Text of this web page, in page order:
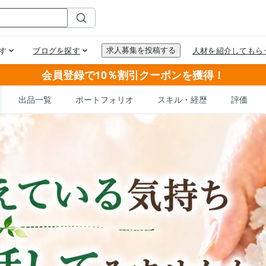
会員登録で10％割引クーポンを獲得！
出品一覧 ポートフォリオ スキル・経歴 評価